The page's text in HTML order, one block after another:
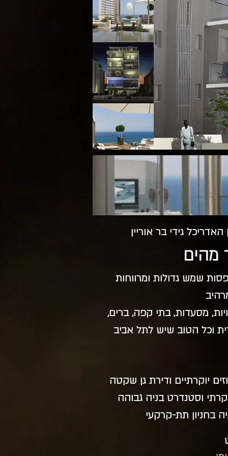
גידי בר אוריין
עם מרפסות שמש גדולות ומרווחות
מסעדות, בתי קפה, ברים,
וכל הטוב שיש לתל אביב
וסטנדרט בניה גבוהה
בחניון תת-קרקעי